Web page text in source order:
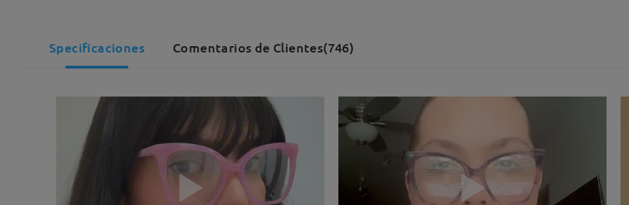
Specificaciones Comentarios de Clientes(746)